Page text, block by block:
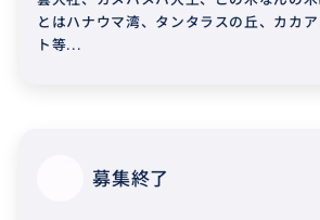
とはハナウマ湾、タンタラスの丘、カカ
ト等...
募集終了